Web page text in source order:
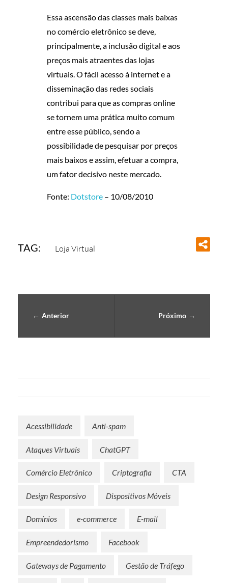
P
R
A
S
Essa ascensão das classes mais baixas
no comércio eletrônico se deve,
principalmente, a inclusão digital e aos
preços mais atraentes das lojas
virtuais. O fácil acesso à internet e a
disseminação das redes sociais
contribui para que as compras online
se tornem uma prática muito comum
entre esse público, sendo a
possibilidade de pesquisar por preços
mais baixos e assim, efetuar a compra,
um fator decisivo neste mercado.
Fonte: Dotstore– 10/08/2010
TAG: Loja Virtual
Anterior Próximo
Acessibilidade Anti-spam
Ataques Virtuais ChatGPT
Comércio Eletrônico Criptografia CTA
Design Responsivo Dispositivos Móveis
Domínios e-commerce E-mail
Empreendedorismo Facebook
Gateways de Pagamento Gestão de Tráfego